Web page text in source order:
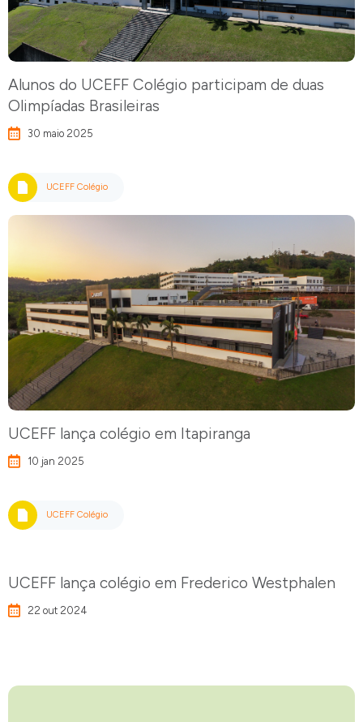
Alunos do UCEFF Colégio participam de duas
Olimpíadas Brasileiras
30 maio 2025
UCEFF Colégio
UCEFF lança colégio em Itapiranga
10 jan 2025
UCEFF Colégio
UCEFF lança colégio em Frederico Westphalen
22 out 2024